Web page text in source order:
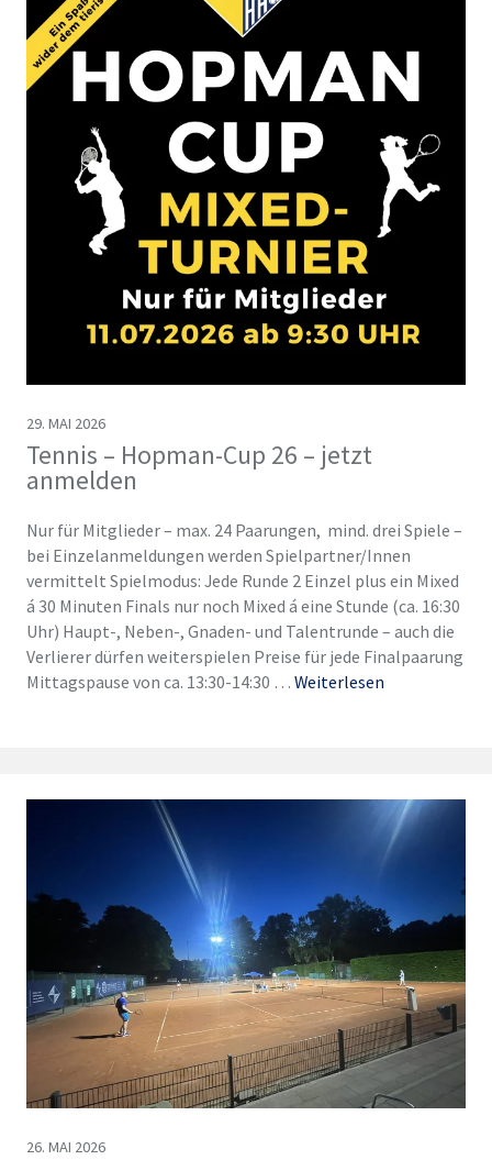
Tennis – Hopman-Cup 26 – jetzt
anmelden
29. MAI 2026
Nur für Mitglieder – max. 24 Paarungen, mind. drei Spiele –
bei Einzelanmeldungen werden Spielpartner/Innen
vermittelt Spielmodus: Jede Runde 2 Einzel plus ein Mixed
á 30 Minuten Finals nur noch Mixed á eine Stunde (ca. 16:30
Uhr) Haupt-, Neben-, Gnaden- und Talentrunde – auch die
Verlierer dürfen weiterspielen Preise für jede Finalpaarung
Mittagspause von ca. 13:30-14:30 … Weiterlesen
26. MAI 2026